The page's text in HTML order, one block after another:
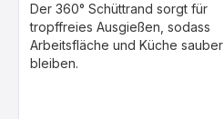
Der 360° Schüttrand sorgt für
tropffreies Ausgießen, sodass
Arbeitsfläche und Küche sauber
bleiben.